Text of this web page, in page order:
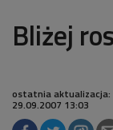
Bliżej
ostatnia aktualizacja:
29.09.2007 13:03